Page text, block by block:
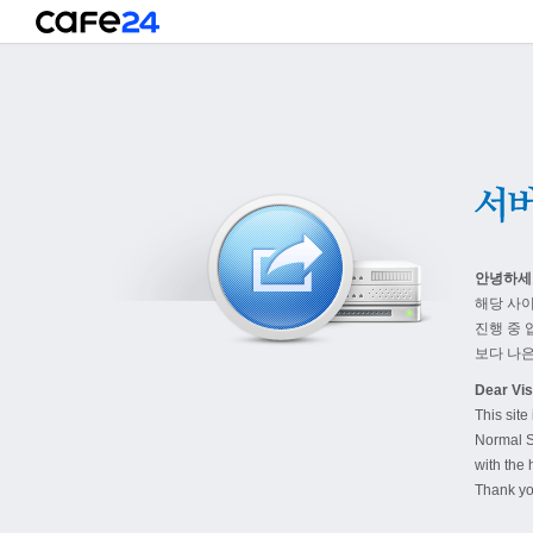
안녕하
해당 사
진행 중
보다 나
Dear
This site
Normal
with the
Thank